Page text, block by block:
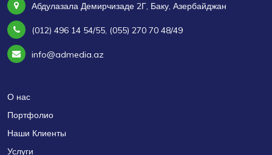
Абдулазала Демирчизаде 2Г, Баку, Азербайджан
(012) 496 14 54/55, (055) 270 70 48/49
info@admedia.az
О нас
Портфолио
Наши Клиенты
Услуги